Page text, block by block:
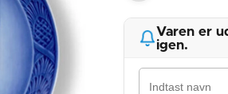
Varen er
igen.